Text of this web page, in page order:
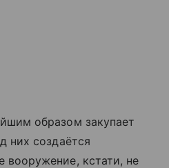
образом закупает
них создаётся
вооружение, кстати, не